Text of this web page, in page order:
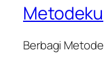
Metodeku
Berbagi